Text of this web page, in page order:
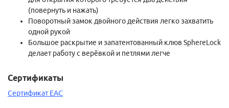
(повернуть и нажать)
Поворотный замок двойного действия легко захватить
одной рукой
Большое раскрытие и запатентованный клюв SphereLock
делает работу с верёвкой и петлями легче
Сертификаты
Сертификат ЕАС